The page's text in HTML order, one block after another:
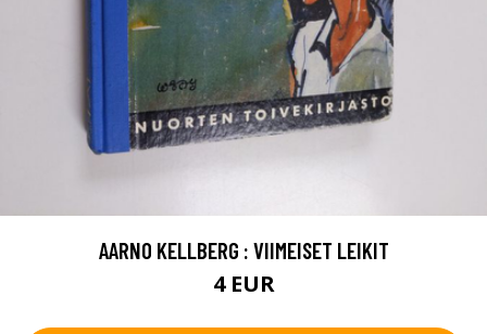
AARNO KELLBERG : VIIMEISET LEIKIT
4 EUR